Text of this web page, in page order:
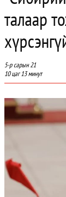
талаар
5-р сарын 21
10 цаг 13 минут